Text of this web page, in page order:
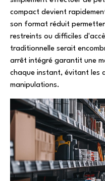
compact devient
son format réduit
restreints ou difficiles
traditionnelle serait
arrêt intégré garantit une
chaque instant, évitant les
manipulations.